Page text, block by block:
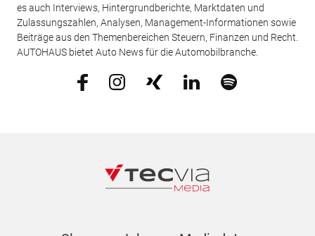
es auch Interviews, Hintergrundberichte, Marktdaten und
Zulassungszahlen, Analysen, Management-Informationen sowie
Beiträge aus den Themenbereichen Steuern, Finanzen und Recht.
AUTOHAUS bietet Auto News für die Automobilbranche.